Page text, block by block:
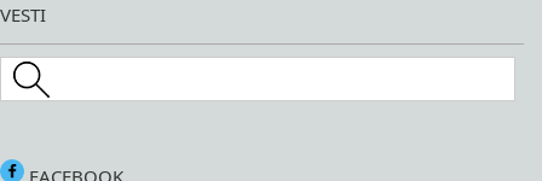
VESTI
Search this site